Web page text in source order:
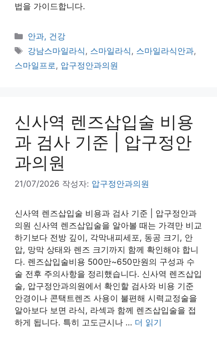
법을 가이드합니다.
카
테
고
리
안과, 건강
태
그
강남스마일라식 , 스마일라식 , 스마일라식안과,
스마일프로 , 압구정안과의원
신사역 렌즈삽입술 비용
과 검사 기준 | 압구정안
과의원
21/07/2026 작성자: 압구정안과의원
신사역 렌즈삽입술 비용과 검사 기준 | 압구정안과
의원 신사역 렌즈삽입술을 알아볼 때는 가격만 비교
하기보다 전방 깊이, 각막내피세포, 동공 크기, 안
압, 망막 상태와 렌즈 크기까지 함께 확인해야 합니
다. 렌즈삽입술비용 500만~650만원의 구성과 수
술 전후 주의사항을 정리했습니다. 신사역 렌즈삽입
술, 압구정안과의원에서 확인할 검사와 비용 기준
안경이나 콘택트렌즈 사용이 불편해 시력교정술을
알아보다 보면 라식, 라섹과 함께 렌즈삽입술을 접
하게 됩니다. 특히 고도근시나 … 더 읽기